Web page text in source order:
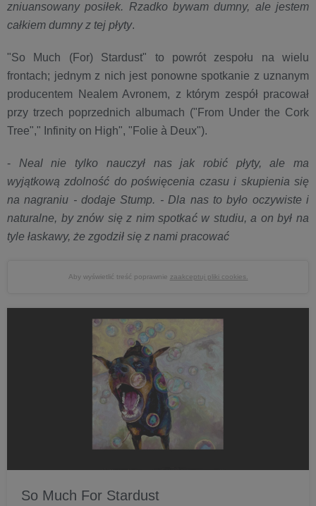
zniuansowany posiłek. Rzadko bywam dumny, ale jestem
całkiem dumny z tej płyty.
"So Much (For) Stardust" to powrót zespołu na wielu
frontach; jednym z nich jest ponowne spotkanie z uznanym
producentem Nealem Avronem, z którym zespół pracował
przy trzech poprzednich albumach ("From Under the Cork
Tree"," Infinity on High", "Folie à Deux").
- Neal nie tylko nauczył nas jak robić płyty, ale ma
wyjątkową zdolność do poświęcenia czasu i skupienia się
na nagraniu - dodaje Stump. - Dla nas to było oczywiste i
naturalne, by znów się z nim spotkać w studiu, a on był na
tyle łaskawy, że zgodził się z nami pracować
Aby wyświetlić treść poprawnie zaakceptuj pliki cookies.
So Much For Stardust